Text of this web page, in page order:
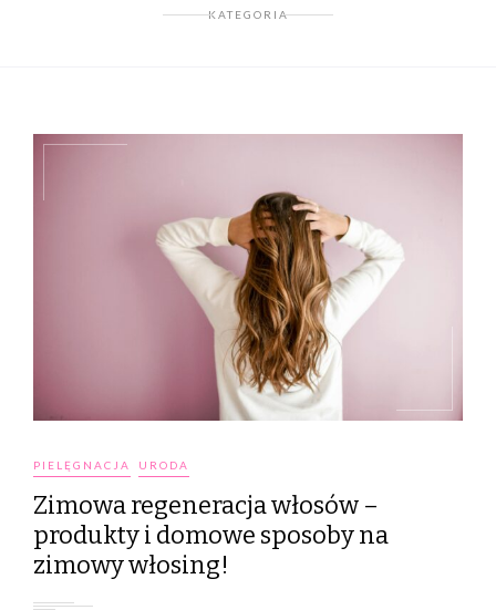
KATEGORIA
PIELĘGNACJA URODA
Zimowa regeneracja włosów –
produkty i domowe sposoby na
zimowy włosing!